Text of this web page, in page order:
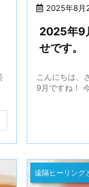
2025年8月
2025年9
せです。
こんにちは、
9月ですね！
遠隔ヒーリング